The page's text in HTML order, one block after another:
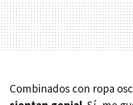
Combinados con ropa